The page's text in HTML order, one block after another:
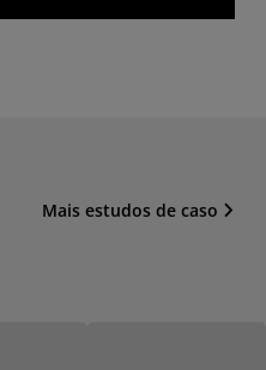
Mais estudos de caso